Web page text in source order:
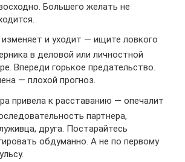
Большего желать не
и уходит — ищите ловкого
в деловой или личностной
Впереди горькое предательство.
— плохой прогноз.
привела к расставанию — опечалит
партнера,
друга. Постарайтесь
обдуманно. А не по первому